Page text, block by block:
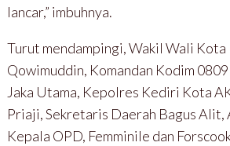
lancar,” imbuhnya.
Turut mendampingi, Wakil Wali
Qowimuddin, Komandan Kodim
Jaka Utama, Kepolres Kediri Kota
Priaji, Sekretaris Daerah Bagus Alit,
Kepala OPD, Femminile dan